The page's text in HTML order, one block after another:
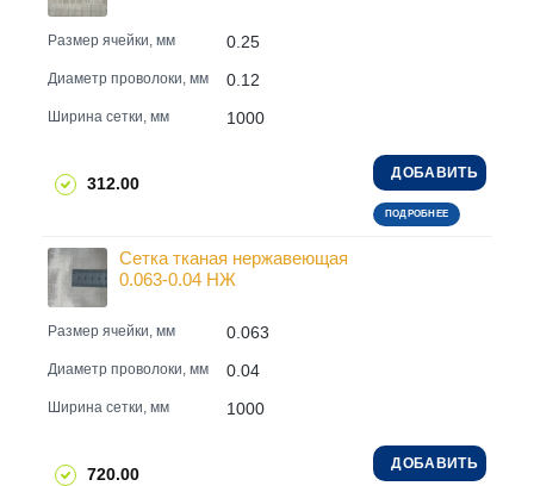
Размер ячейки, мм 0.25
Диаметр проволоки, мм 0.12
Ширина сетки, мм 1000
312.00
ДОБАВИТЬ
ПОДРОБНЕЕ
Сетка тканая нержавеющая
0.063-0.04 НЖ
Размер ячейки, мм 0.063
Диаметр проволоки, мм 0.04
Ширина сетки, мм 1000
720.00
ДОБАВИТЬ